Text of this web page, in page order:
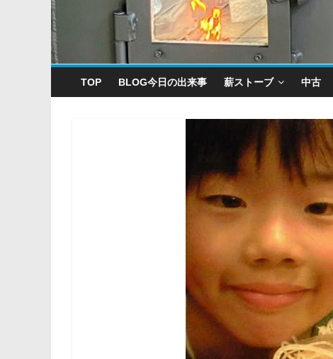
TOP BLOG今日の出来事 薪ストーブ 中古